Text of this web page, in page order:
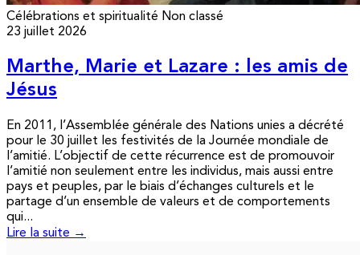
Célébrations et spiritualité Non classé
23 juillet 2026
Marthe, Marie et Lazare : les amis de
Jésus
En 2011, l’Assemblée générale des Nations unies a décrété
pour le 30 juillet les festivités de la Journée mondiale de
l’amitié. L’objectif de cette récurrence est de promouvoir
l’amitié non seulement entre les individus, mais aussi entre
pays et peuples, par le biais d’échanges culturels et le
partage d’un ensemble de valeurs et de comportements
qui...
Lire la suite →